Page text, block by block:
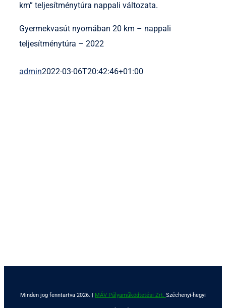
km” teljesítménytúra nappali változata.
Gyermekvasút nyomában 20 km – nappali
teljesítménytúra – 2022
admin2022-03-06T20:42:46+01:00
Minden jog fenntartva 2026. | MÁV Pályaműködtetési Zrt. Széchenyi-hegyi